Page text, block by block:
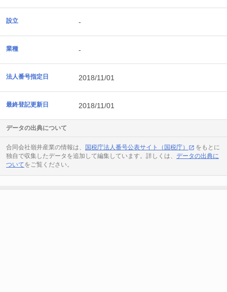
設立 -
業種 -
法人番号指定日 2018/11/01
最終登記更新日 2018/11/01
データの出典について
合同会社嶺井産業の情報は、 国税庁法人番号公表サイト（国税庁）
をもとに
独自で収集したデータを追加して編集しています。詳しくは、 データの出典に
ついてをご覧ください。